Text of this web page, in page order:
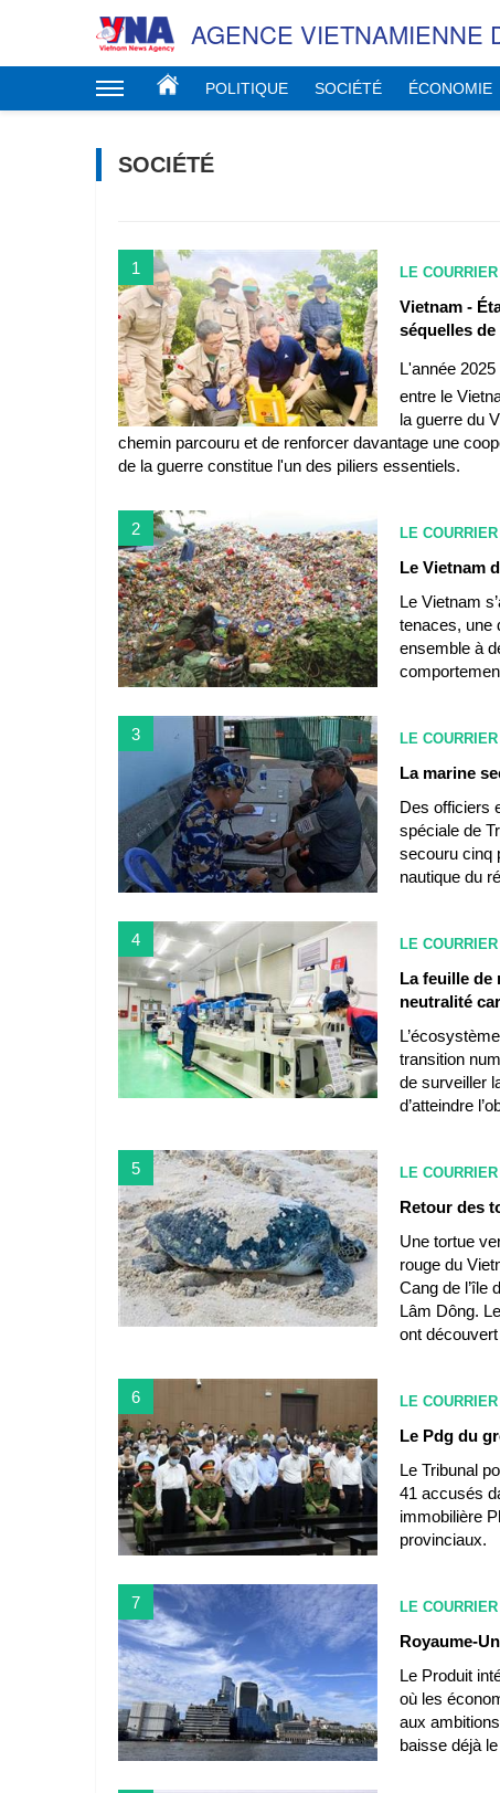
AGENCE VIETNAMIENNE
POLITIQUE SOCIÉTÉ ÉCONOMIE
SOCIÉTÉ
1 LE COURRIER
Vietnam -
séquelles
L'année
entre le
la guerre du
chemin parcouru et de renforcer davantage une
de la guerre constitue l'un des piliers essentiels.
2 LE COURRIER
Le Vietnam
Le Vietnam
tenaces, une
ensemble à
3 LE COURRIER
La marine
Des officiers
spéciale de
secouru cinq
nautique du
4 LE COURRIER
La feuille de
neutralité
transition
de surveiller
d’atteindre
5 LE COURRIER
Retour des
Une tortue
rouge du
Cang de l’île
Lâm Dông.
ont
6 LE COURRIER
Le Pdg du
Le Tribunal
41 accusés
immobilière
provinciaux.
7 LE COURRIER
Royaume-
Le Produit
où les
aux
baisse déjà